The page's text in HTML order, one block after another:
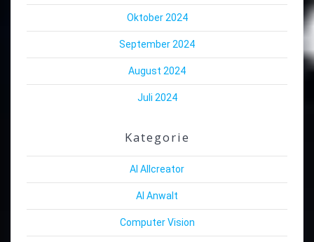
Oktober 2024
September 2024
August 2024
Juli 2024
Kategorie
AI Allcreator
AI Anwalt
Computer Vision